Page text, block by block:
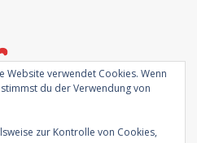
Website verwendet Cookies. Wenn
du der Verwendung von
zur Kontrolle von Cookies,